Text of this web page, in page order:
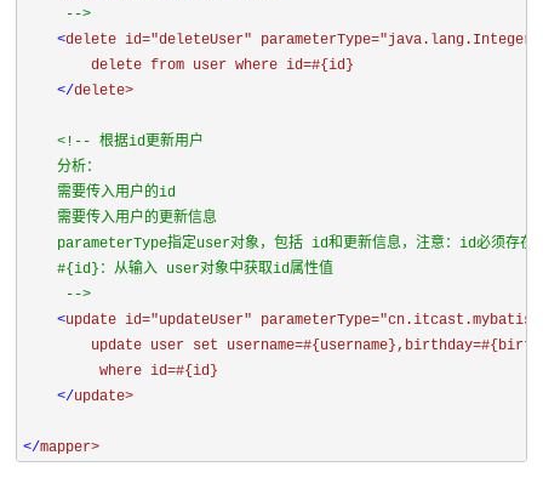
     -->
<delete id="deleteUser" parameterType=
        delete from user where id=#{id}
</delete>
<!-- 根据id更新用户
    分析：
    需要传入用户的id
    需要传入用户的更新信息
    parameterType指定user对象，包括 id和更新信息，注意：id必须存在
    #{id}：从输入 user对象中获取id属性值
     -->
<update id="updateUser" parameterType=
update user set
         where id=#{id}
</update>
</mapper>